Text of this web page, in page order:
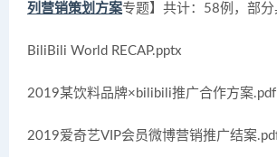
列营销策划方案专题】共计：58例，部分
BiliBili World RECAP.pptx
2019某饮料品牌×bilibili推广合作方案.pdf
2019爱奇艺VIP会员微博营销推广结案